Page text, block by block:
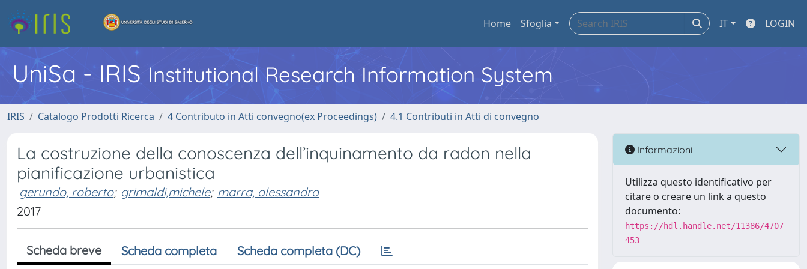
Home Sfoglia IT LOGIN
UniSa - IRIS Institutional Research Information System
IRIS Catalogo Prodotti Ricerca 4 Contributo in Atti convegno(ex Proceedings) 4.1 Contributi in Atti di convegno
La costruzione della conoscenza dell’inquinamento da radon nella
pianificazione urbanistica
gerundo, roberto; grimaldi,michele; marra, alessandra
2017
Scheda breve Scheda completa Scheda completa (DC)
Informazioni
Utilizza questo identificativo per
citare o creare un link a questo
documento:
https://hdl.handle.net/11386/4707
453